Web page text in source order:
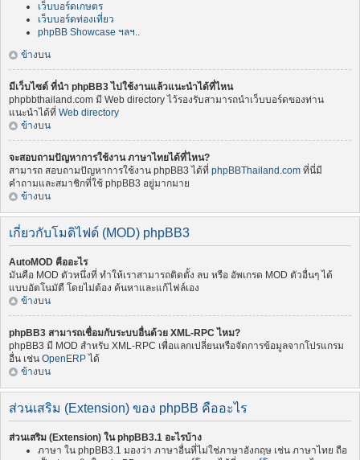
เว็บบอร์ดเกษตร
เว็บบอร์ดท่องเที่ยว
phpBB Showcase ฯลฯ..
ข้างบน
มีเว็บไซต์ ที่นำ phpBB3 ไปใช้งานแล้วแนะนำได้ที่ไหน
phpbbthailand.com มี Web directory ไว้รองรับสามารถนำเว็บบอร์ดของท่าน
แนะนำได้ที่ Web directory
ข้างบน
จะสอบถามปัญหาการใช้งาน ภาษาไทยได้ที่ไหน?
สามารถ สอบถามปัญหาการใช้งาน phpBB3 ได้ที่ phpBBThailand.com ที่นี่มี
คำถามและสมาชิกที่ใช้ phpBB3 อยู่มากมาย
ข้างบน
เกี่ยวกับโมดิไฟด์ (MOD) phpBB3
AutoMOD คืออะไร
มันคือ MOD ตัวหนึ่งที่ ทำให้เราสามารถติดตั้ง ลบ หรือ อัพเกรด MOD ตัวอื่นๆ ได้
แบบอัตโนมัตื โดยไม่ต้อง ค้นหาและแก้ไฟล์เอง
ข้างบน
phpBB3 สามารถเชื่อมกับระบบอื่นด้วย XML-RPC ไหม?
phpBB3 มี MOD สำหรับ XML-RPC เพื่อแลกเปลี่ยนหรือจัดการข้อมูลจากโปรแกรม
อื่น เช่น OpenERP ได้
ข้างบน
ส่วนเสริม (Extension) ของ phpBB คืออะไร
ส่วนเสริม (Extension) ใน phpBB3.1 อะไรบ้าง
ภาษา ใน phpBB3.1 มองว่า ภาษาอื่นที่ไม่ใช่ภาษาอังกฤษ เช่น ภาษาไทย ถือ